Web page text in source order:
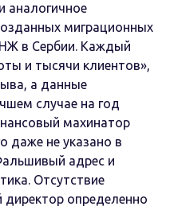
аналогичное
миграционных
в Сербии. Каждый
и тысячи клиентов»,
а данные
случае на год
махинатор
даже не указано в
адрес и
Отсутствие
определенно